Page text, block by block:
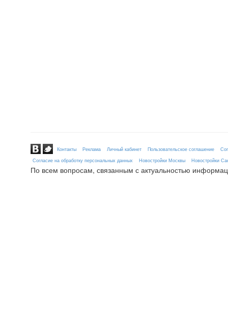
Контакты Реклама Личный кабинет Пользовательское соглашение
Согласие на обработку персональных данных
Новостройки Москвы Новостройки
По всем вопросам, связанным с актуальностью